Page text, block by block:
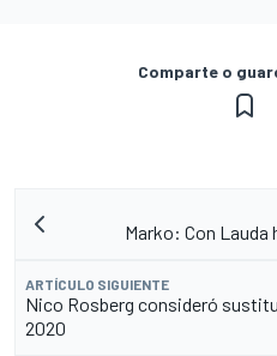
Comparte o
Marko: Con
ARTÍCULO SIGUIENTE
Nico Rosberg consideró
2020